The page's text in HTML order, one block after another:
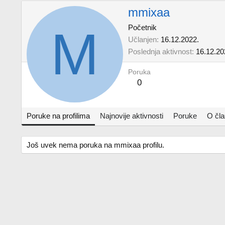
M
mmixaa
Početnik
Učlanjen 16.12.2022.
Poslednja aktivnost
Poruka
0
Poruke na profilima Najnovije aktivnosti Poruke O
Još uvek nema poruka na mmixaa profilu.